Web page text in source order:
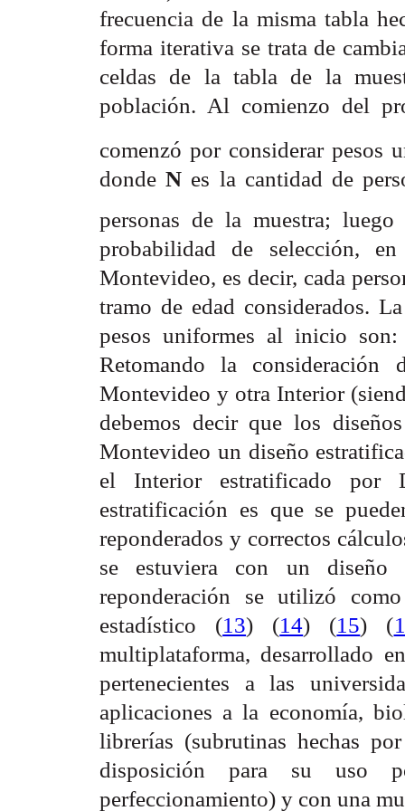
frecuencia de la misma tabla
forma iterativa se trata de
celdas de la tabla de la
población. Al comienzo del
comenzó por considerar pesos
dondeN es la cantidad de
personas de la muestra;
probabilidad de selección,
Montevideo, es decir, cada
tramo de edad considerados.
pesos uniformes al inicio son:
Retomando la
Montevideo y otra Interior
debemos decir que los
Montevideo un diseño
el Interior estratificado por
estratificación es que se
reponderados y correctos
se estuviera con un diseño
reponderación se utilizó
estadístico (13) (14) (15) (
multiplataforma, desarrollado
pertenecientes a las
aplicaciones a la economía,
librerías (subrutinas hechas
disposición para su uso
perfeccionamiento) y con una